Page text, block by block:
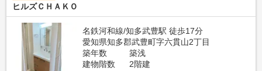
ヒルズＣＨＡＫＯ
名鉄河和線/知多武豊駅 徒歩17分
愛知県知多郡武豊町字六貫山2丁目
築年数
築浅
建物階数
2階建